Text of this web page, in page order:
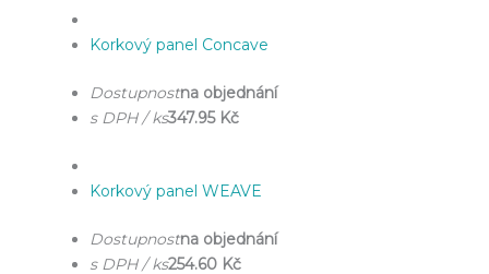
Korkový panel Concave
Dostupnostna objednání
s DPH / ks347.95 Kč
Korkový panel WEAVE
Dostupnostna objednání
s DPH / ks254.60 Kč